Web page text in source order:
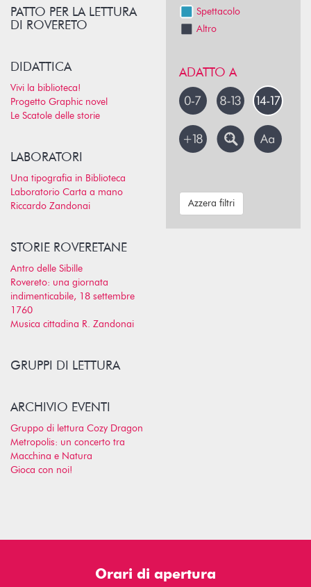
PATTO PER LA LETTURA
DI ROVERETO
DIDATTICA
Vivi la biblioteca!
Progetto Graphic novel
Le Scatole delle storie
LABORATORI
Una tipografia in Biblioteca
Laboratorio Carta a mano
Riccardo Zandonai
STORIE ROVERETANE
Antro delle Sibille
Rovereto: una giornata
indimenticabile, 18 settembre
1760
Musica cittadina R. Zandonai
GRUPPI DI LETTURA
ARCHIVIO EVENTI
Gruppo di lettura Cozy Dragon
Metropolis: un concerto tra
Macchina e Natura
Gioca con noi!
Spettacolo
Altro
ADATTO A
Azzera filtri
Orari di apertura